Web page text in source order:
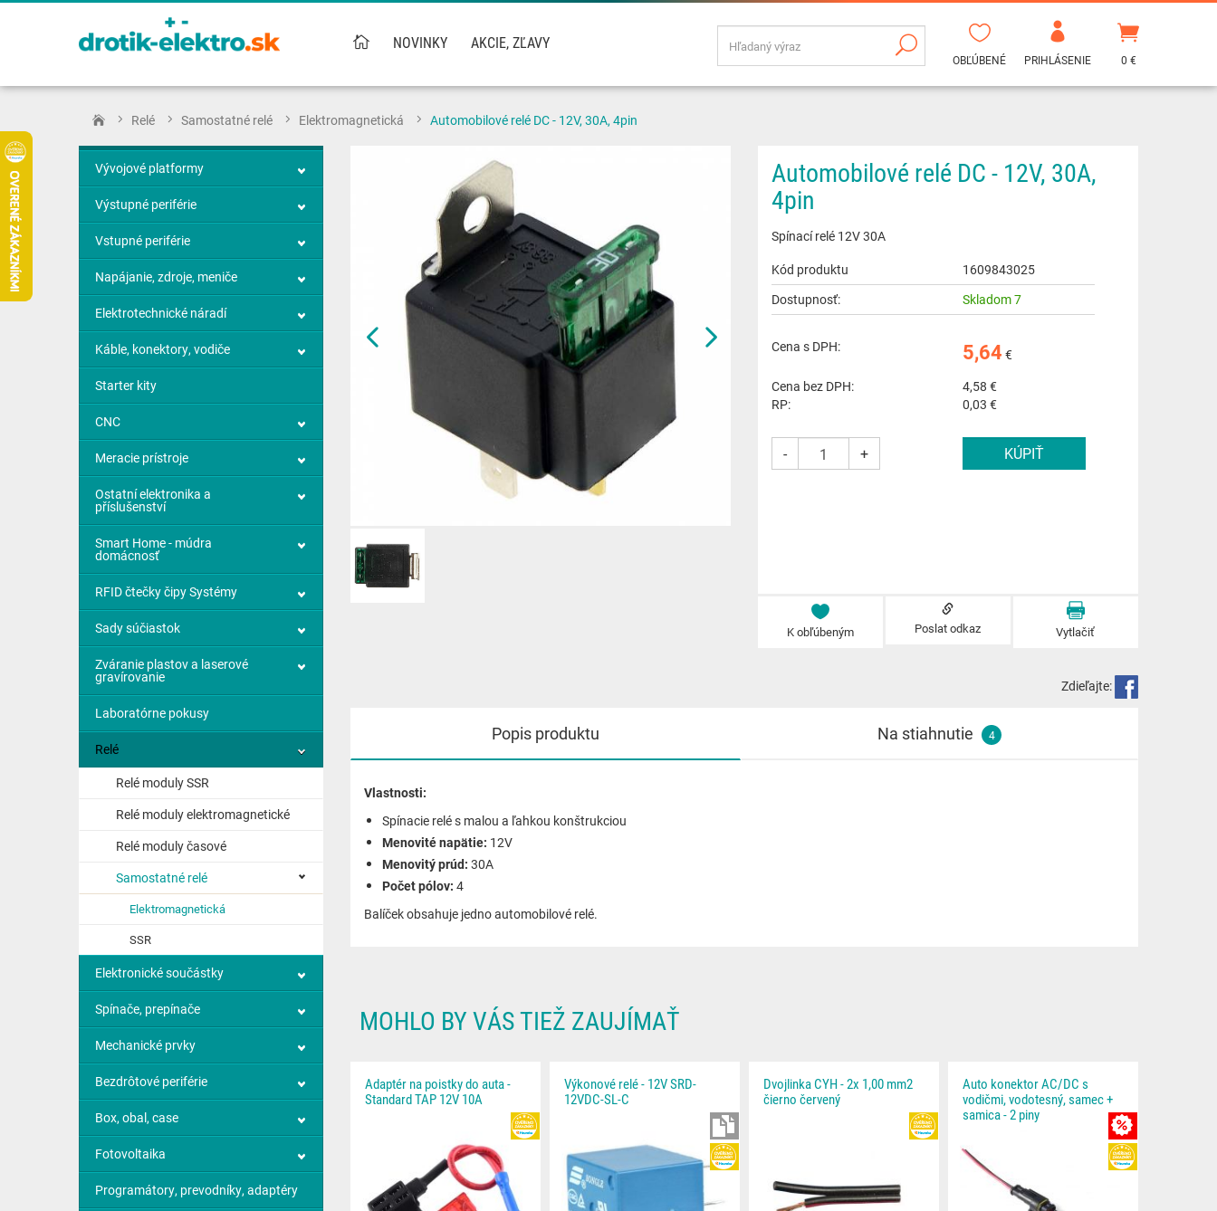
0 €
PRIHLÁSENIE
OBĽÚBENÉ
NOVINKY AKCIE, ZĽAVY
Relé Samostatné relé Elektromagnetická Automobilové relé DC - 12V, 30A, 4pin
Automobilové relé DC - 12V, 30A,
4pin
Spínací relé 12V 30A
Kód produktu
1609843025
Dostupnosť:
Skladom 7
Cena s DPH: 5,64 €
Cena bez DPH:
4,58 €
RP:
0,03 €
- +
K obľúbeným Poslat odkaz Vytlačiť
Zdieľajte:
Popis produktu Na stiahnutie 4
Vlastnosti:
Spínacie relé s malou a ľahkou konštrukciou
Menovité napätie: 12V
Menovitý prúd: 30A
Počet pólov: 4
Balíček obsahuje jedno automobilové relé.
MOHLO BY VÁS TIEŽ ZAUJÍMAŤ
Adaptér na poistky do auta -
Standard TAP 12V 10A
Výkonové relé - 12V SRD-
12VDC-SL-C
Dvojlinka CYH - 2x 1,00 mm2
čierno červený
Auto konektor AC/DC s
vodičmi, vodotesný, samec +
samica - 2 piny
Vývojové platformy
Výstupné periférie
Vstupné periférie
Napájanie, zdroje, meniče
Elektrotechnické náradí
Káble, konektory, vodiče
Starter kity
CNC
Meracie prístroje
Ostatní elektronika a
příslušenství
Smart Home - múdra
domácnosť
RFID čtečky čipy Systémy
Sady súčiastok
Zváranie plastov a laserové
gravírovanie
Laboratórne pokusy
Relé
Relé moduly SSR
Relé moduly elektromagnetické
Relé moduly časové
Samostatné relé
Elektromagnetická
SSR
Elektronické součástky
Spínače, prepínače
Mechanické prvky
Bezdrôtové periférie
Box, obal, case
Fotovoltaika
Programátory, prevodníky, adaptéry